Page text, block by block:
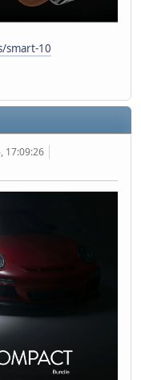
smart-10
17:09:26